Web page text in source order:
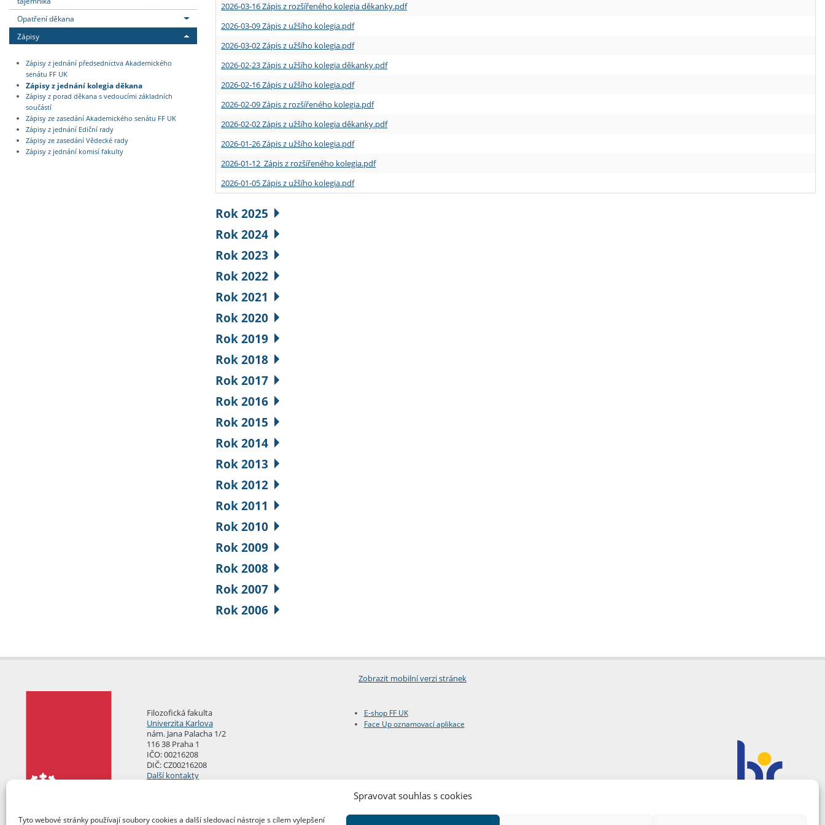
Spravovat souhlas s cookies
Tyto webové stránky používají soubory cookies a další sledovací nástroje s cílem vylepšení
Opatření děkana
Zápisy
Zápisy z jednání předsednictva Akademického
senátu FF UK
Zápisy z jednání kolegia děkana
Zápisy z porad děkana s vedoucími základních
součástí
Zápisy ze zasedání Akademického senátu FF UK
Zápisy z jednání Ediční rady
Zápisy ze zasedání Vědecké rady
Zápisy z jednání komisí fakulty
2026-03-16 Zápis z rozšířeného kolegia děkanky.pdf
2026-03-09 Zápis z užšího kolegia.pdf
2026-03-02 Zápis z užšího kolegia.pdf
2026-02-23 Zápis z užšího kolegia děkanky.pdf
2026-02-16 Zápis z užšího kolegia.pdf
2026-02-09 Zápis z rozšířeného kolegia.pdf
2026-02-02 Zápis z užšího kolegia děkanky.pdf
2026-01-26 Zápis z užšího kolegia.pdf
2026-01-12 Zápis z rozšířeného kolegia.pdf
2026-01-05 Zápis z užšího kolegia.pdf
Rok 2025
Rok 2024
Rok 2023
Rok 2022
Rok 2021
Rok 2020
Rok 2019
Rok 2018
Rok 2017
Rok 2016
Rok 2015
Rok 2014
Rok 2013
Rok 2012
Rok 2011
Rok 2010
Rok 2009
Rok 2008
Rok 2007
Rok 2006
Zobrazit mobilní verzi stránek
Filozofická fakulta
Univerzita Karlova
nám. Jana Palacha 1/2
116 38 Praha 1
IČO: 00216208
DIČ: CZ00216208
Další kontakty
E-shop FF UK
Face Up oznamovací aplikace